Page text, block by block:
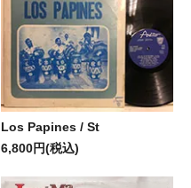
Los Papines / St
6,800円(税込)